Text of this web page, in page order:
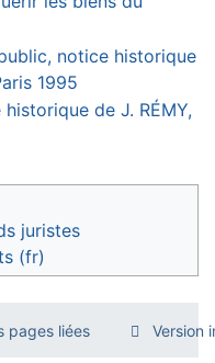
notice historique
1995
de J. RÉMY,
juristes
(fr)
pages liées Version